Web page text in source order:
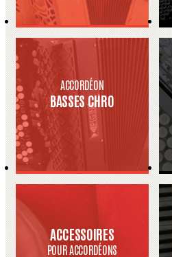
ACCORDÉON
BASSES CHRO
ACCESSOIRES
POUR ACCORDÉONS